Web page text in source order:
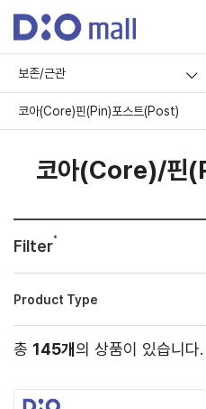
보존/근관
코아(Core)핀(Pin)포스트(Post)
코아(Core)/핀
Filter
Product Type
총 145개의 상품이 있습니다.